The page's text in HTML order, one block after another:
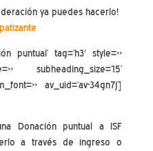
ya puedes hacerlo!
puntual’ tag=’h3′ style=»
subheading_size=’15’
av_uid=’av-34gn7j’]
Donación puntual a ISF
a través de ingreso o